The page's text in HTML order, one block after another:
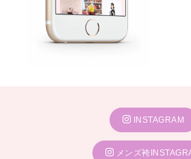
INSTAGRAM
メンズ袴